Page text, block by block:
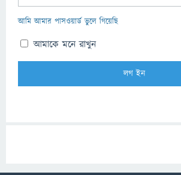
আমি আমার পাসওয়ার্ড ভুলে গিয়েছি
আমাকে মনে রাখুন